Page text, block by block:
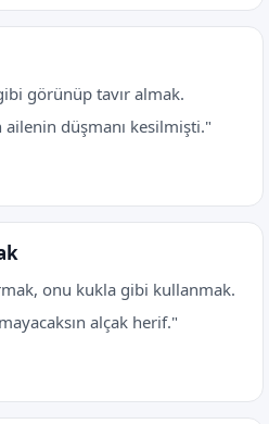
görünüp tavır almak.
ailenin düşmanı kesilmişti."
onu kukla gibi kullanmak.
alçak herif."